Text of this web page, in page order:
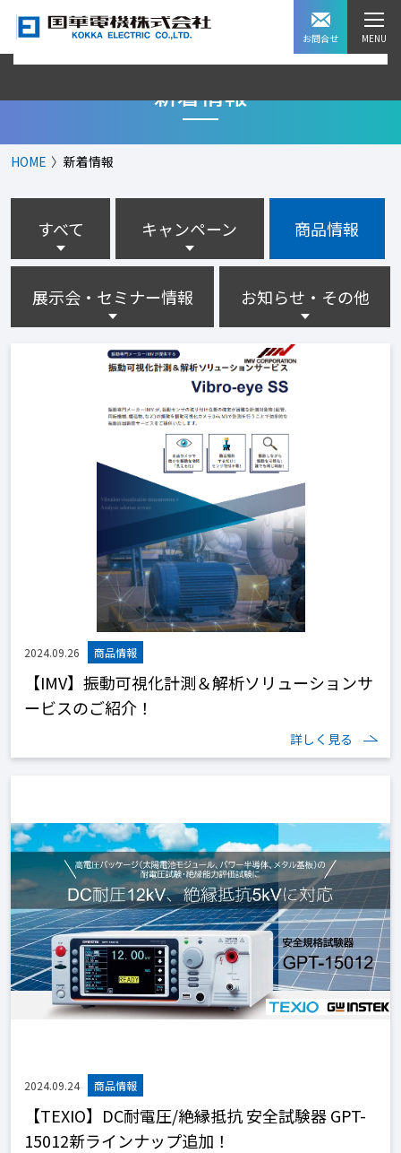
お問合せ
新着情報
HOME 新着情報
すべて キャンペーン 商品情報
展示会・セミナー情報 お知らせ・その他
2024.09.26
【IMV】振動可視化計測＆解析ソリューションサ
ービスのご紹介！
詳しく見る
2024.09.24
【TEXIO】DC耐電圧/絶縁抵抗 安全試験器 GPT-
15012新ラインナップ追加！